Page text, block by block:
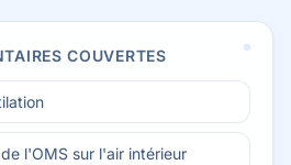
COUVERTES
l'OMS sur l'air intérieur